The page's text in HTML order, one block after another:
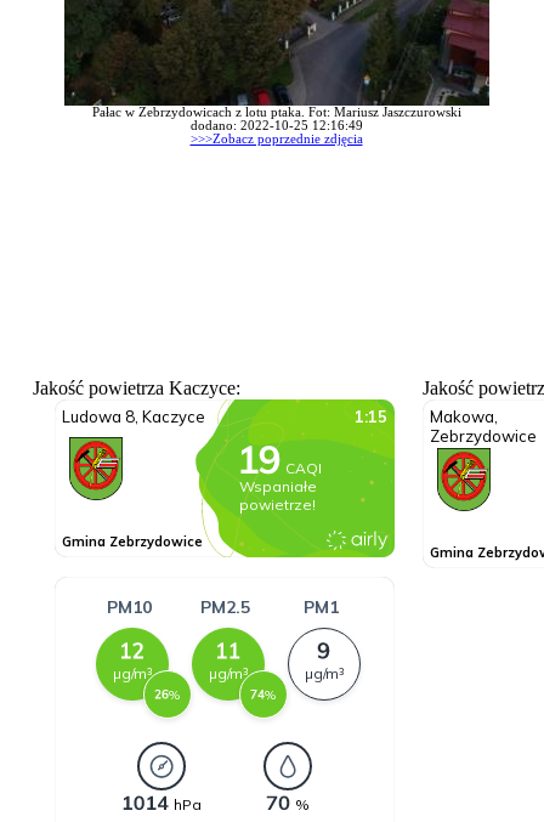
Pałac w Zebrzydowicach z lotu ptaka. Fot: Mariusz Jaszczurowski
dodano: 2022-10-25 12:16:49
>>>Zobacz poprzednie zdjęcia
Jakość powietrza Kaczyce: Jakość